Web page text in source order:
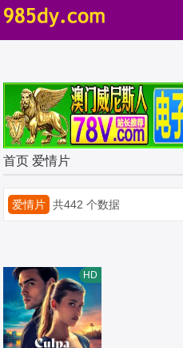
首页 爱情片
爱情片 共442 个数据
HD